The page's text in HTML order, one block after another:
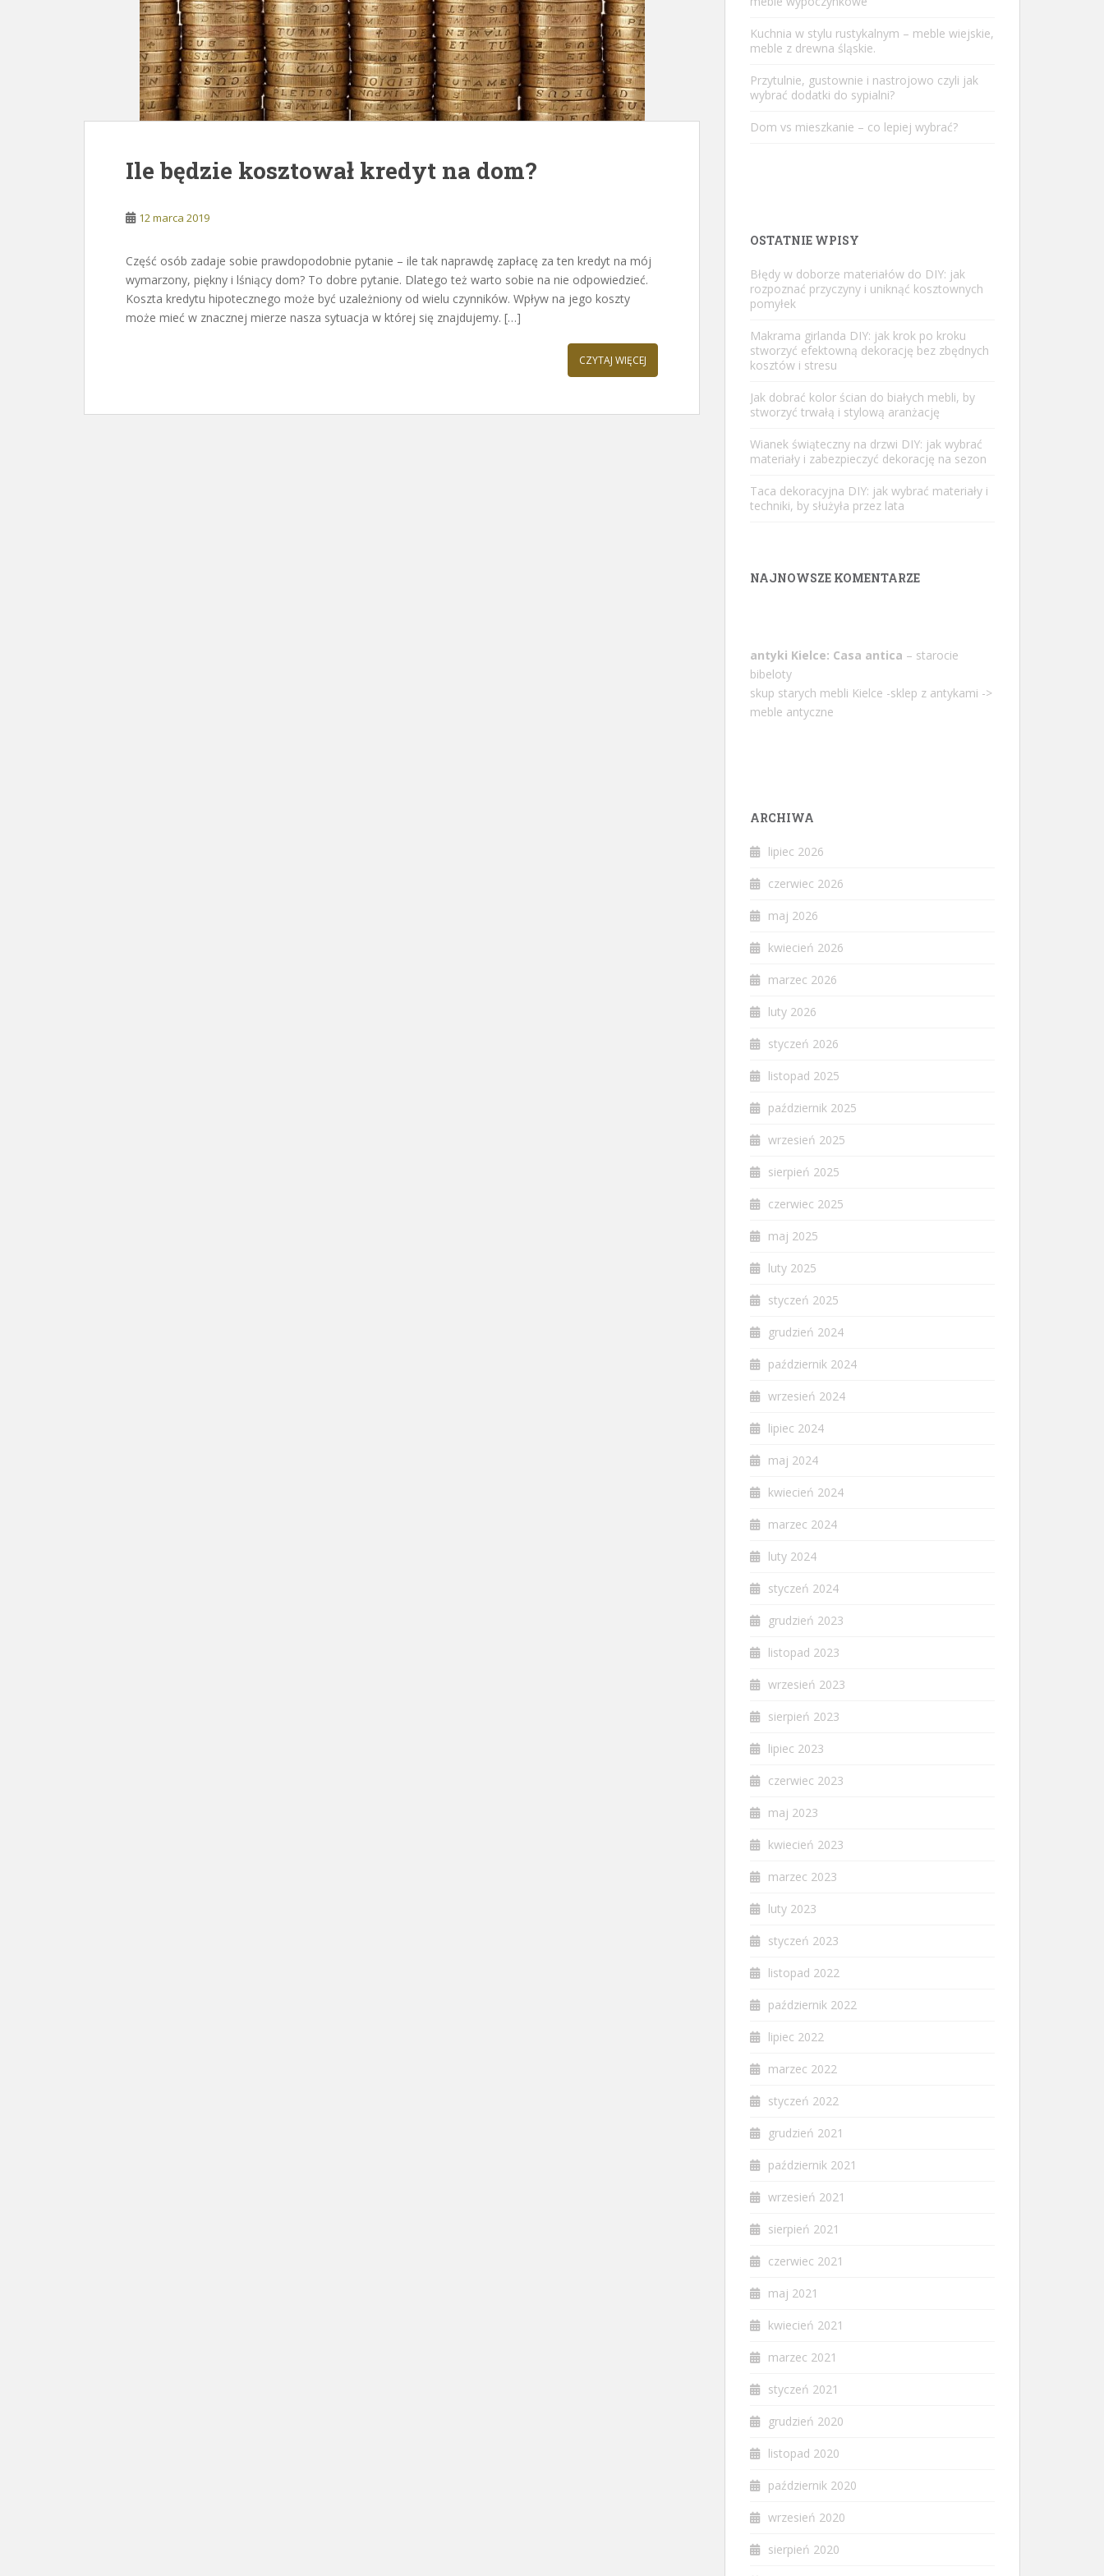
Ile będzie kosztował kredyt na dom?
12 marca 2019
Część osób zadaje sobie prawdopodobnie pytanie – ile tak naprawdę zapłacę za ten kredyt na mój
wymarzony, piękny i lśniący dom? To dobre pytanie. Dlatego też warto sobie na nie odpowiedzieć.
Koszta kredytu hipotecznego może być uzależniony od wielu czynników. Wpływ na jego koszty
może mieć w znacznej mierze nasza sytuacja w której się znajdujemy. […]
CZYTAJ WIĘCEJ
Kuchnia w stylu rustykalnym – meble wiejskie,
meble z drewna śląskie.
Przytulnie, gustownie i nastrojowo czyli jak
wybrać dodatki do sypialni?
Dom vs mieszkanie – co lepiej wybrać?
OSTATNIE WPISY
Błędy w doborze materiałów do DIY: jak
rozpoznać przyczyny i uniknąć kosztownych
pomyłek
Makrama girlanda DIY: jak krok po kroku
stworzyć efektowną dekorację bez zbędnych
kosztów i stresu
Jak dobrać kolor ścian do białych mebli, by
stworzyć trwałą i stylową aranżację
Wianek świąteczny na drzwi DIY: jak wybrać
materiały i zabezpieczyć dekorację na sezon
Taca dekoracyjna DIY: jak wybrać materiały i
techniki, by służyła przez lata
NAJNOWSZE KOMENTARZE
antyki Kielce: Casa antica – starocie
bibeloty
skup starych mebli Kielce -sklep z antykami ->
meble antyczne
ARCHIWA
lipiec 2026
czerwiec 2026
maj 2026
kwiecień 2026
marzec 2026
luty 2026
styczeń 2026
listopad 2025
październik 2025
wrzesień 2025
sierpień 2025
czerwiec 2025
maj 2025
luty 2025
styczeń 2025
grudzień 2024
październik 2024
wrzesień 2024
lipiec 2024
maj 2024
kwiecień 2024
marzec 2024
luty 2024
styczeń 2024
grudzień 2023
listopad 2023
wrzesień 2023
sierpień 2023
lipiec 2023
czerwiec 2023
maj 2023
kwiecień 2023
marzec 2023
luty 2023
styczeń 2023
listopad 2022
październik 2022
lipiec 2022
marzec 2022
styczeń 2022
grudzień 2021
październik 2021
wrzesień 2021
sierpień 2021
czerwiec 2021
maj 2021
kwiecień 2021
marzec 2021
styczeń 2021
grudzień 2020
listopad 2020
październik 2020
wrzesień 2020
sierpień 2020